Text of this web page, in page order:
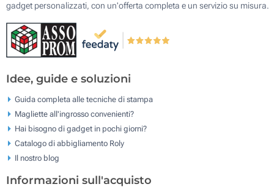
gadget personalizzati, con un'offerta completa e un servizio su misura.
Idee, guide e soluzioni
Guida completa alle tecniche di stampa
Magliette all'ingrosso convenienti?
Hai bisogno di gadget in pochi giorni?
Catalogo di abbigliamento Roly
Il nostro blog
Informazioni sull'acquisto